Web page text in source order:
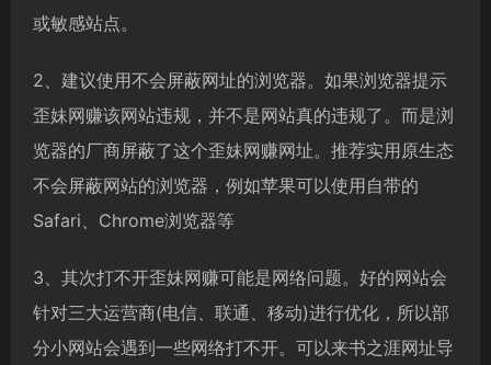
或敏感站点。
2、建议使用不会屏蔽网址的浏览器。如果浏览器提示
歪妹网赚该网站违规，并不是网站真的违规了。而是浏
览器的厂商屏蔽了这个歪妹网赚网址。推荐实用原生态
不会屏蔽网站的浏览器，例如苹果可以使用自带的
Safari、Chrome浏览器等
3、其次打不开歪妹网赚可能是网络问题。好的网站会
针对三大运营商(电信、联通、移动)进行优化，所以部
分小网站会遇到一些网络打不开。可以来书之涯网址导